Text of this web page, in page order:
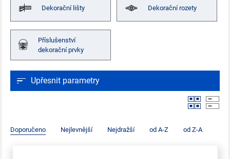
Dekorační lišty Dekorační rozety
Příslušenství
dekorační prvky
Upřesnit parametry
Doporučeno Nejlevnější Nejdražší od A-Z od Z-A